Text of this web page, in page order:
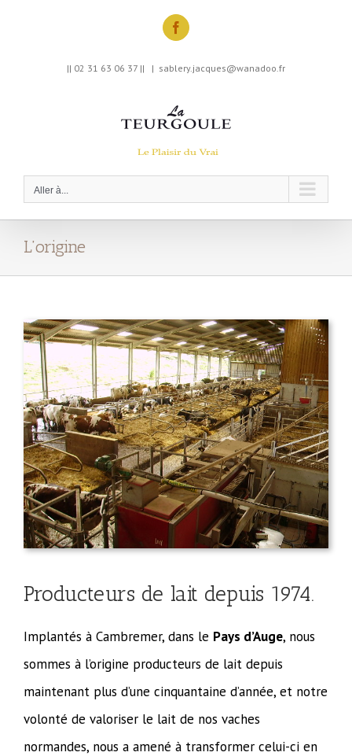
Facebook
|| 02 31 63 06 37 || | sablery.jacques@wanadoo.fr
Aller à...
L’origine
Producteurs de lait depuis 1974.
Implantés à Cambremer, dans le Pays d’Auge, nous
sommes à l’origine producteurs de lait depuis
maintenant plus d’une cinquantaine d’année, et notre
volonté de valoriser le lait de nos vaches
normandes, nous a amené à transformer celui-ci en